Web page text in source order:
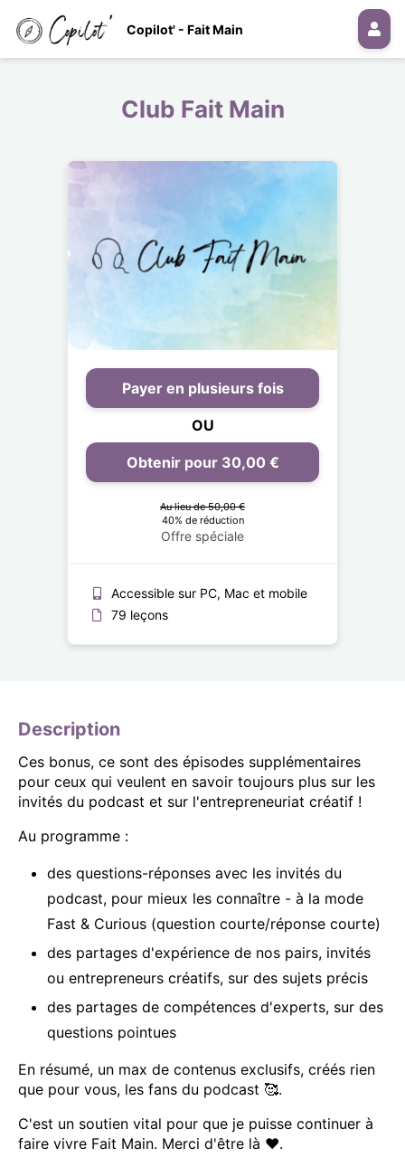
Copilot' - Fait Main
Club Fait Main
Payer en plusieurs fois
OU
Obtenir pour 30,00 €
Au lieu de 50,00 €
40% de réduction
Offre spéciale
Accessible sur PC, Mac et mobile
79 leçons
Description
Ces bonus, ce sont des épisodes supplémentaires
pour ceux qui veulent en savoir toujours plus sur les
invités du podcast et sur l'entrepreneuriat créatif !
Au programme :
des questions-réponses avec les invités du
podcast, pour mieux les connaître - à la mode
Fast & Curious (question courte/réponse courte)
des partages d'expérience de nos pairs, invités
ou entrepreneurs créatifs, sur des sujets précis
des partages de compétences d'experts, sur des
questions pointues
En résumé, un max de contenus exclusifs, créés rien
que pour vous, les fans du podcast 🥰.
C'est un soutien vital pour que je puisse continuer à
faire vivre Fait Main. Merci d'être là ❤.